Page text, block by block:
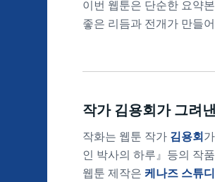
이번 웹툰은 단순한 요약
좋은 리듬과 전개가 만들
작가 김용회가 그려
작화는 웹툰 작가 김용회
인 박사의 하루』등의 작
웹툰 제작은케나즈 스튜